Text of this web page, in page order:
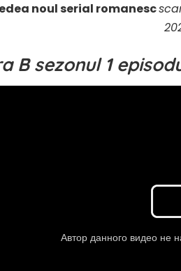
noul serial romanesc
B sezonul 1